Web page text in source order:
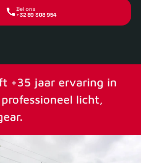
Bel ons
+32 89 308 954
+35 jaar ervaring in
licht,